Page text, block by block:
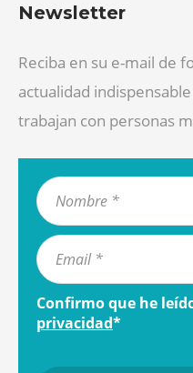
Newsletter
Reciba en su e-mail de
actualidad
trabajan con personas
Confirmo que he
privacidad*